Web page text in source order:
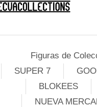
Figuras de
SUPER 7
BLOKEES
NUEVA